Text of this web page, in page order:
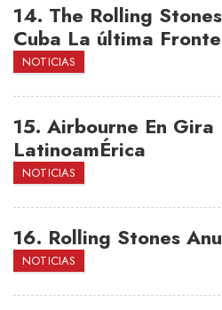
14. The Rolling
Cuba La última
NOTICIAS
15. Airbourne En Gira
LatinoamÉrica
NOTICIAS
16. Rolling Stones
NOTICIAS